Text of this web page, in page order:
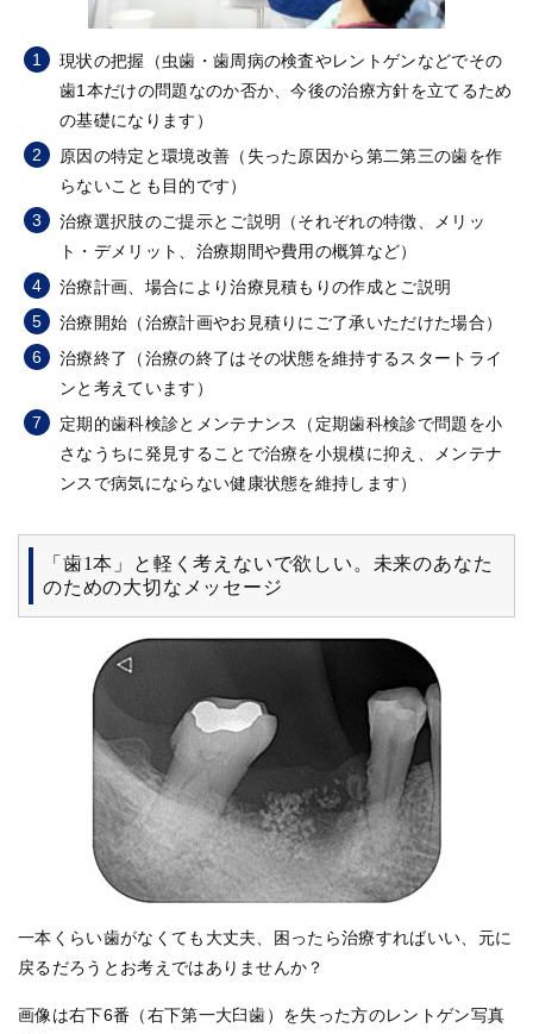
現状の把握（虫歯・歯周病の検査やレントゲンなどでその
歯1本だけの問題なのか否か、今後の治療方針を立てるため
の基礎になります）
原因の特定と環境改善（失った原因から第二第三の歯を作
らないことも目的です）
治療選択肢のご提示とご説明（それぞれの特徴、メリッ
ト・デメリット、治療期間や費用の概算など）
治療計画、場合により治療見積もりの作成とご説明
治療開始（治療計画やお見積りにご了承いただけた場合）
治療終了（治療の終了はその状態を維持するスタートライ
ンと考えています）
定期的歯科検診とメンテナンス（定期歯科検診で問題を小
さなうちに発見することで治療を小規模に抑え、メンテナ
ンスで病気にならない健康状態を維持します）
「歯1本」と軽く考えないで欲しい。未来のあなた
のための大切なメッセージ
一本くらい歯がなくても大丈夫、困ったら治療すればいい、元に
戻るだろうとお考えではありませんか？
画像は右下6番（右下第一大臼歯）を失った方のレントゲン写真